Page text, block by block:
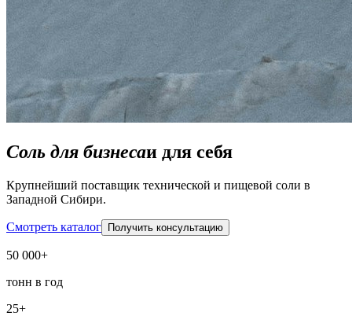
Соль для бизнесаи для себя
Крупнейший поставщик технической и пищевой соли в
Западной Сибири.
Смотреть каталог Получить консультацию
50 000+
тонн в год
25+